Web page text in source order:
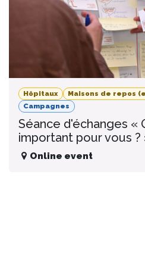
Hôpitaux Maisons de repos
Campagnes
Séance d'échanges «
important pour vous ?
Online event